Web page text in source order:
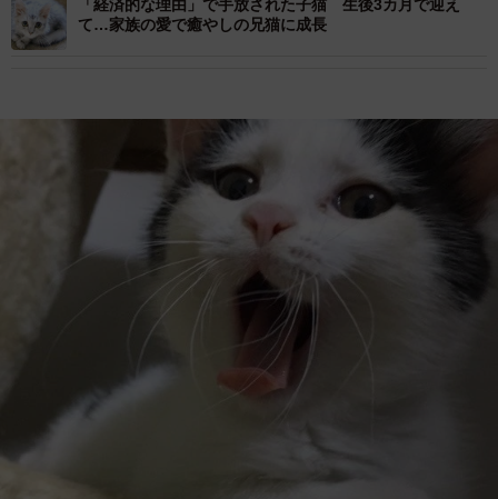
「経済的な理由」で手放された子猫 生後3カ月で迎え
て…家族の愛で癒やしの兄猫に成長